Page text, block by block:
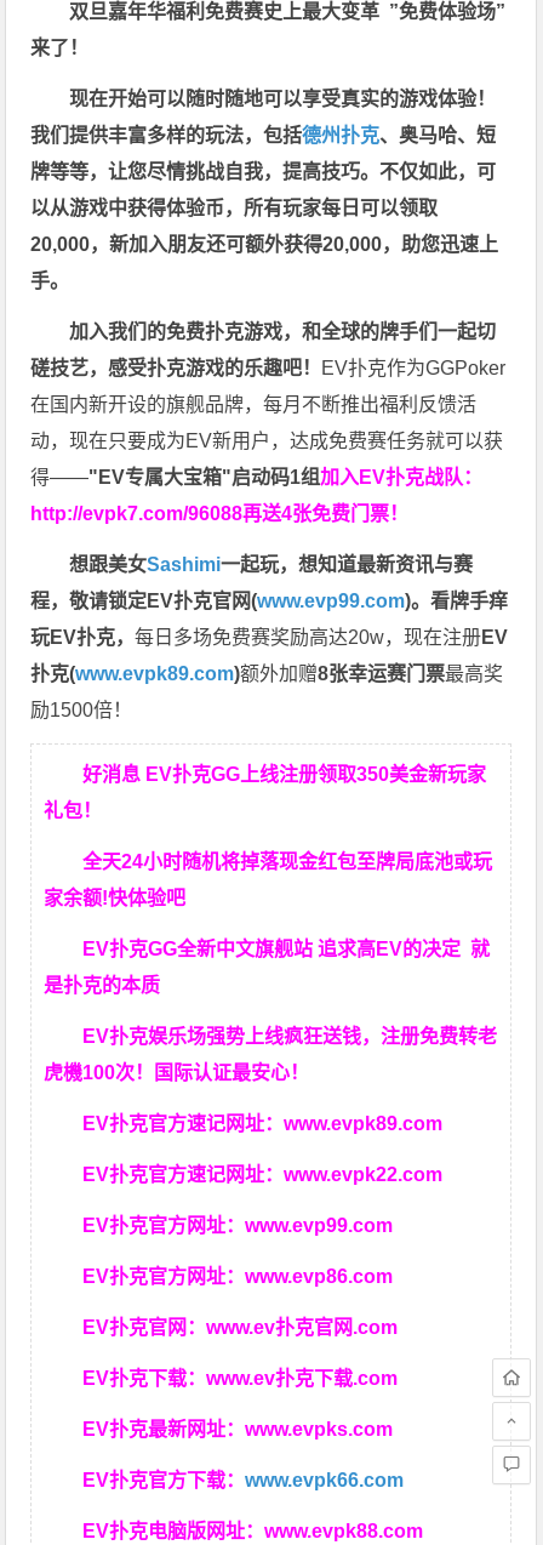
双旦嘉年华福利免费赛史上最大变革 ”免费体验场”
来了！
现在开始可以随时随地可以享受真实的游戏体验！
我们提供丰富多样的玩法，包括德州扑克、奥马哈、短
牌等等，让您尽情挑战自我，提高技巧。不仅如此， 可
以从游戏中获得体验币，所有玩家每日可以领取
20,000，新加入朋友还可额外获得20,000，助您迅速上
手。
加入我们的免费扑克游戏，和全球的牌手们一起切
磋技艺，感受扑克游戏的乐趣吧！ EV扑克作为GGPoker
在国内新开设的旗舰品牌，每月不断推出福利反馈活
动，现在只要成为EV新用户，达成免费赛任务就可以获
得——"EV专属大宝箱"启动码1组加入EV扑克战队：
http://evpk7.com/96088再送4张免费门票！
想跟美女Sashimi一起玩，想知道最新资讯与赛
程，敬请锁定EV扑克官网(www.evp99.com)。看牌手痒
玩EV扑克，每日多场免费赛奖励高达20w，现在注册EV
扑克(www.evpk89.com)额外加赠8张幸运赛门票最高奖
励1500倍！
好消息 EV扑克GG上线注册领取350美金新玩家
礼包！
全天24小时随机将掉落现金红包至牌局底池或玩
家余额!快体验吧
EV扑克GG全新中文旗舰站 追求高EV的决定就
是扑克的本质
EV扑克娱乐场强势上线疯狂送钱，注册免费转老
虎機100次！国际认证最安心！
EV扑克官方速记网址：www.evpk89.com
EV扑克官方速记网址：www.evpk22.com
EV扑克官方网址：www.evp99.com
EV扑克官方网址：www.evp86.com
EV扑克官网：www.ev扑克官网.com
EV扑克下载：www.ev扑克下载.com
EV扑克最新网址：www.evpks.com
EV扑克官方下载：www.evpk66.com
EV扑克电脑版网址：www.evpk88.com